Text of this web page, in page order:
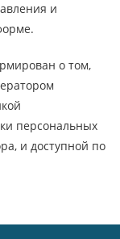
и
о том,
персональных
и доступной по